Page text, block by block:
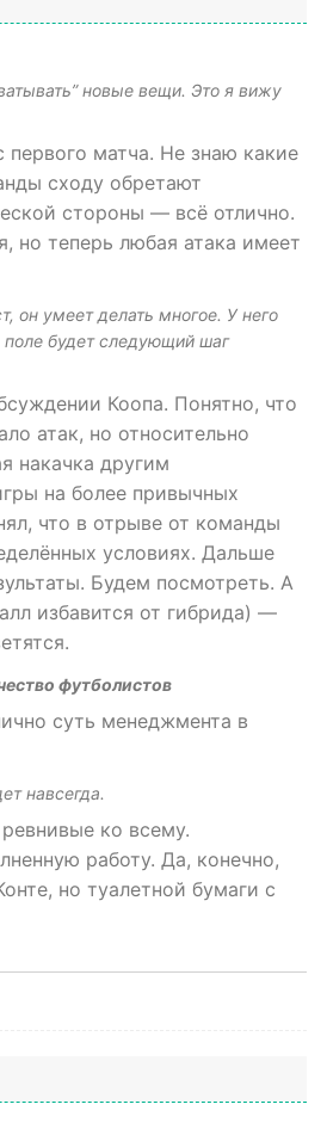
новые вещи. Это я вижу
матча. Не знаю какие
сходу обретают
стороны — всё отлично.
но теперь любая атака имеет
он умеет делать многое. У него
поле будет следующий шаг
Коопа. Понятно, что
атак, но относительно
накачка другим
на более привычных
что в отрыве от команды
условиях. Дальше
Будем посмотреть. А
избавится от гибрида) —
футболистов
суть менеджмента в
навсегда.
ко всему.
работу. Да, конечно,
но туалетной бумаги с